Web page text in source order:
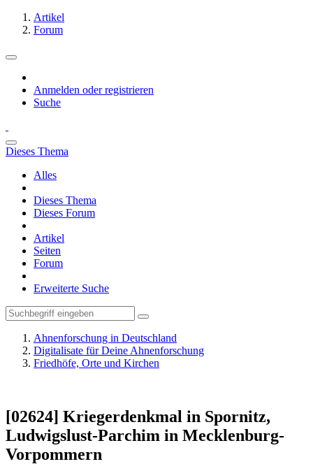
Artikel
Forum
Anmelden oder registrieren
Suche
Dieses Thema
Alles
Dieses Thema
Dieses Forum
Artikel
Seiten
Forum
Erweiterte Suche
Ahnenforschung in Deutschland
Digitalisate für Deine Ahnenforschung
Friedhöfe, Orte und Kirchen
[02624] Kriegerdenkmal in Spornitz,
Ludwigslust-Parchim in Mecklenburg-
Vorpommern